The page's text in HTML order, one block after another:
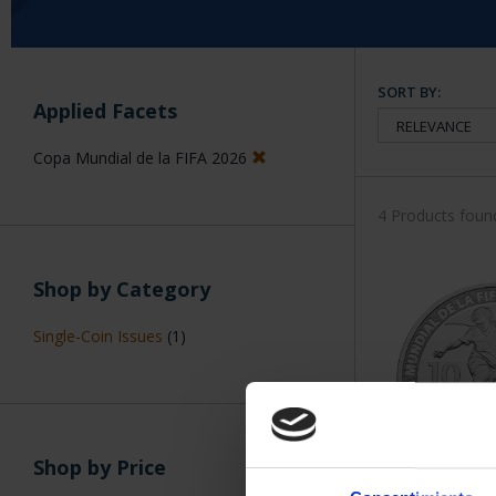
Applied Facets
Copa Mundial de la FIFA 2026
Shop by Category
Single-Coin Issues (1)
Shop by Price
SORT BY:
4 Products